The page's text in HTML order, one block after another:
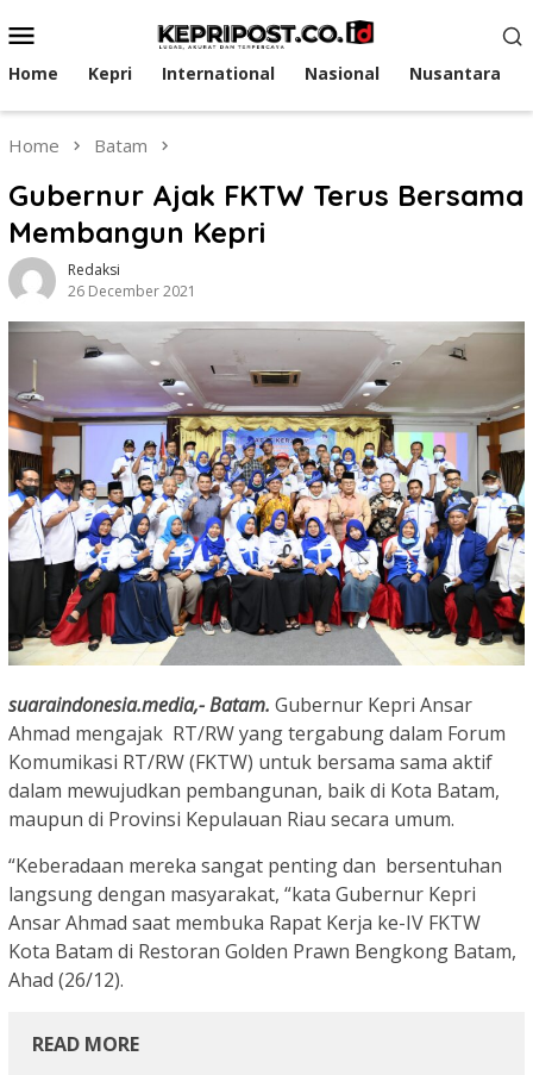
to
contentMenu
Home Kepri International Nasional Nusantara
Home Batam
Gubernur Ajak FKTW Terus Bersama
Membangun Kepri
Redaksi
26 December 2021
suaraindonesia.media,- Batam. Gubernur Kepri Ansar
Ahmad mengajak RT/RW yang tergabung dalam Forum
Komumikasi RT/RW (FKTW) untuk bersama sama aktif
dalam mewujudkan pembangunan, baik di Kota Batam,
maupun di Provinsi Kepulauan Riau secara umum.
“Keberadaan mereka sangat penting dan bersentuhan
langsung dengan masyarakat, “kata Gubernur Kepri
Ansar Ahmad saat membuka Rapat Kerja ke-IV FKTW
Kota Batam di Restoran Golden Prawn Bengkong Batam,
Ahad (26/12).
READ MORE